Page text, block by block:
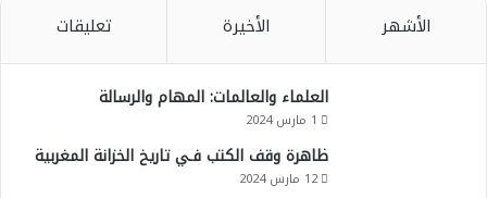
الأشهر الأخيرة تعليقات
العلماء والعالمات: المهام والرسالة
1 مارس 2024
ظاهرة وقف الكتب فـي تاريخ الخزانة المغربية
12 مارس 2024